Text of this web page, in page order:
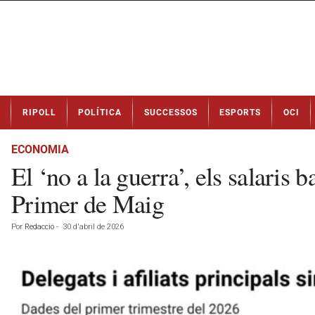
t
RIPOLL POLÍTICA SUCCESSOS ESPORTS OCI
ECONOMIA
El ‘no a la guerra’, els salaris
Primer de Maig
Por Redacció - 30 d'abril de 2026